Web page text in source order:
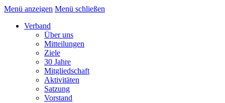
Menü anzeigen Menü schließen
Verband
Über uns
Mitteilungen
Ziele
30 Jahre
Mitgliedschaft
Aktivitäten
Satzung
Vorstand